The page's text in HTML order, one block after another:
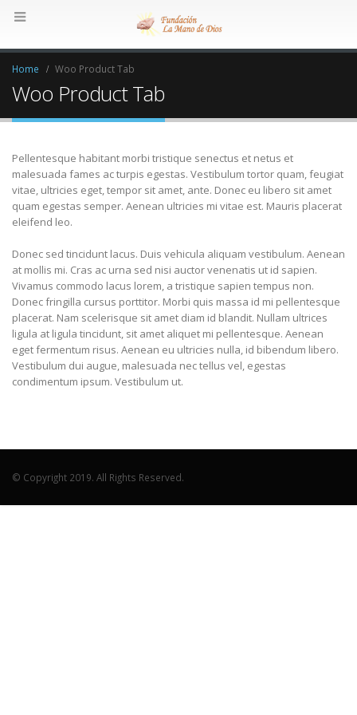
Home Woo Product Tab
Woo Product Tab
Pellentesque habitant morbi tristique senectus et netus et
malesuada fames ac turpis egestas. Vestibulum tortor quam, feugiat
vitae, ultricies eget, tempor sit amet, ante. Donec eu libero sit amet
quam egestas semper. Aenean ultricies mi vitae est. Mauris placerat
eleifend leo.
Donec sed tincidunt lacus. Duis vehicula aliquam vestibulum. Aenean
at mollis mi. Cras ac urna sed nisi auctor venenatis ut id sapien.
Vivamus commodo lacus lorem, a tristique sapien tempus non.
Donec fringilla cursus porttitor. Morbi quis massa id mi pellentesque
placerat. Nam scelerisque sit amet diam id blandit. Nullam ultrices
ligula at ligula tincidunt, sit amet aliquet mi pellentesque. Aenean
eget fermentum risus. Aenean eu ultricies nulla, id bibendum libero.
Vestibulum dui augue, malesuada nec tellus vel, egestas
condimentum ipsum. Vestibulum ut.
© Copyright 2019. All Rights Reserved.